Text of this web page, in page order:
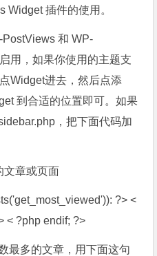
Widget 插件的使用。
和 WP-
用，如果你使用的主题支
Widget进去，然后点添
到合适的位置即可。如果
，把下面代码加
文章或页面
?> <
< ?php endif; ?>
最多的文章，用下面这句